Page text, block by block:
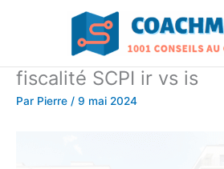
fiscalité SCPI ir vs is
Par Pierre / 9 mai 2024